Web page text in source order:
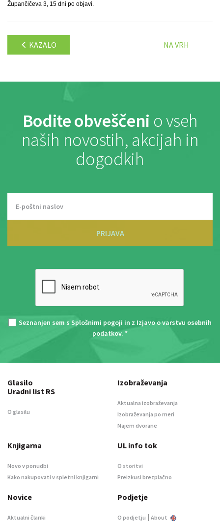
Župančičeva 3, 15 dni po objavi.
KAZALO NA VRH
Bodite obveščeni o vseh
naših novostih, akcijah in
dogodkih
PRIJAVA
Seznanjen sem s Splošnimi pogoji in z Izjavo o varstvu osebnih
podatkov. *
Glasilo
Uradni list RS
O glasilu
Izobraževanja
Aktualna izobraževanja
Izobraževanja po meri
Najem dvorane
Knjigarna
Novo v ponudbi
Kako nakupovati v spletni knjigarni
UL info tok
O storitvi
Preizkusi brezplačno
Novice
Aktualni članki
Podjetje
O podjetju | About